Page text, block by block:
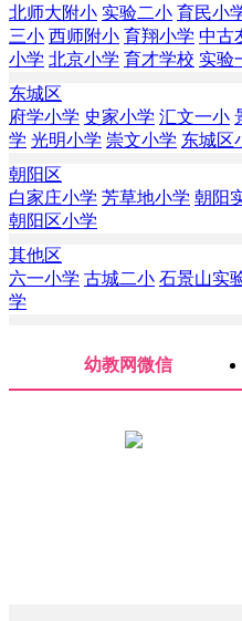
北师大附小 实验二小 育民小
三小 西师附小 育翔小学 中古
小学 北京小学 育才学校 实验
东城区
府学小学 史家小学 汇文一小
学 光明小学 崇文小学 东城区
朝阳区
白家庄小学 芳草地小学 朝阳
朝阳区小学
其他区
六一小学 古城二小 石景山实
学
幼教网微信